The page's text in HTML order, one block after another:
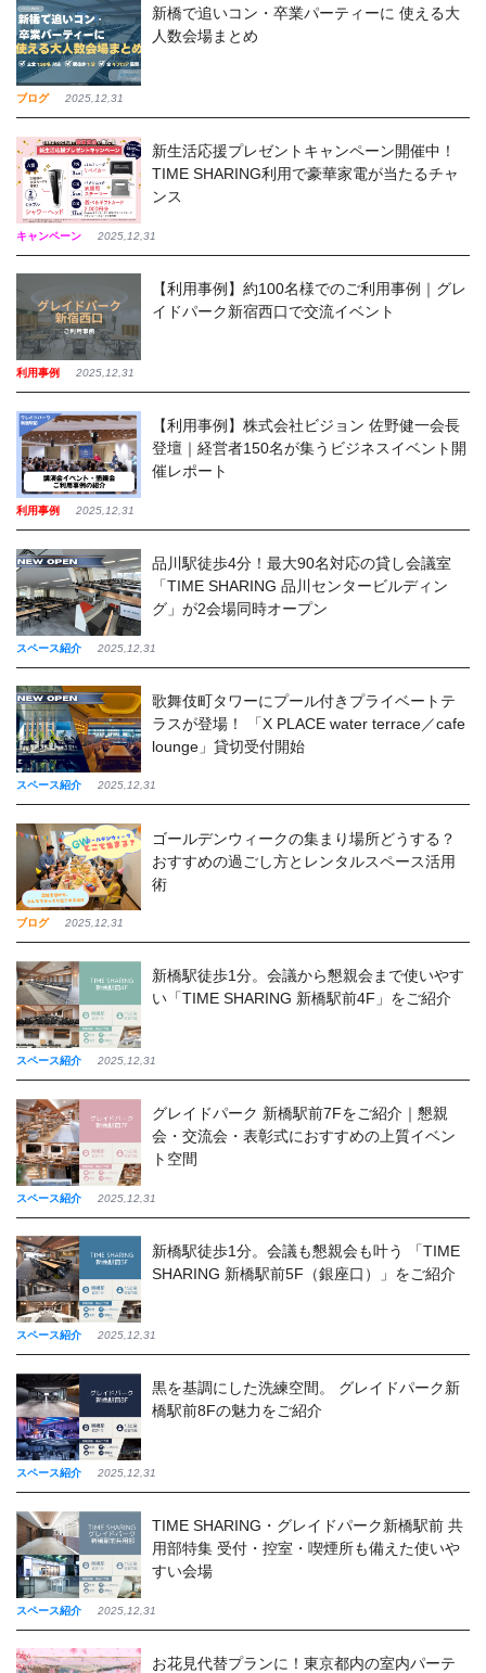
ブログ 2025,12,31
新橋で追いコン・卒業パーティーに 使える大
人数会場まとめ
キャンペーン 2025,12,31
新生活応援プレゼントキャンペーン開催中！
TIME SHARING利用で豪華家電が当たるチャ
ンス
利用事例 2025,12,31
【利用事例】約100名様でのご利用事例｜グレ
イドパーク新宿西口で交流イベント
利用事例 2025,12,31
【利用事例】株式会社ビジョン 佐野健一会長
登壇｜経営者150名が集うビジネスイベント開
催レポート
スペース紹介 2025,12,31
品川駅徒歩4分！最大90名対応の貸し会議室
「TIME SHARING 品川センタービルディン
グ」が2会場同時オープン
スペース紹介 2025,12,31
歌舞伎町タワーにプール付きプライベートテ
ラスが登場！ 「X PLACE water terrace／cafe
lounge」貸切受付開始
ブログ 2025,12,31
ゴールデンウィークの集まり場所どうする？
おすすめの過ごし方とレンタルスペース活用
術
スペース紹介 2025,12,31
新橋駅徒歩1分。会議から懇親会まで使いやす
い「TIME SHARING 新橋駅前4F」をご紹介
スペース紹介 2025,12,31
グレイドパーク 新橋駅前7Fをご紹介｜懇親
会・交流会・表彰式におすすめの上質イベン
ト空間
スペース紹介 2025,12,31
新橋駅徒歩1分。会議も懇親会も叶う 「TIME
SHARING 新橋駅前5F（銀座口）」をご紹介
スペース紹介 2025,12,31
黒を基調にした洗練空間。 グレイドパーク新
橋駅前8Fの魅力をご紹介
スペース紹介 2025,12,31
TIME SHARING・グレイドパーク新橋駅前 共
用部特集 受付・控室・喫煙所も備えた使いや
すい会場
お花見代替プランに！東京都内の室内パーテ